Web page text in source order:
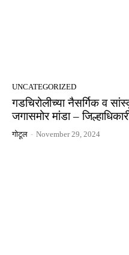
UNCATEGORIZED
गडचिरोलीच्या नैसर्गिक व
जगासमोर मांडा –
गोटूल - November 29, 2024